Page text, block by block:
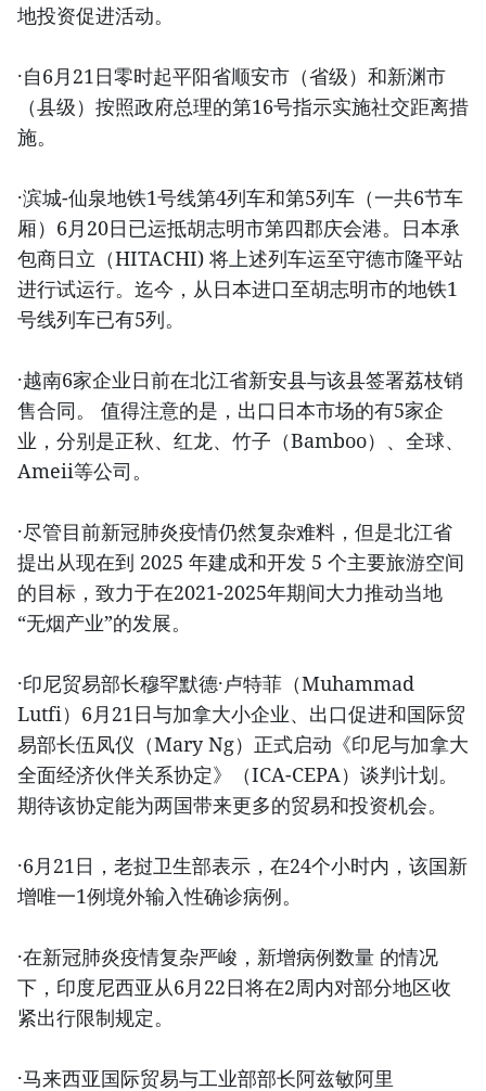
地投资促进活动。
·自6月21日零时起平阳省顺安市（省级）和新渊市
（县级）按照政府总理的第16号指示实施社交距离措
施。
·滨城-仙泉地铁1号线第4列车和第5列车（一共6节车
厢）6月20日已运抵胡志明市第四郡庆会港。日本承
包商日立（HITACHI) 将上述列车运至守德市隆平站
进行试运行。迄今，从日本进口至胡志明市的地铁1
号线列车已有5列。
·越南6家企业日前在北江省新安县与该县签署荔枝销
售合同。 值得注意的是，出口日本市场的有5家企
业，分别是正秋、红龙、竹子（Bamboo）、全球、
Ameii等公司。
·尽管目前新冠肺炎疫情仍然复杂难料，但是北江省
提出从现在到 2025 年建成和开发 5 个主要旅游空间
的目标，致力于在2021-2025年期间大力推动当地
“无烟产业”的发展。
·印尼贸易部长穆罕默德·卢特菲（Muhammad
Lutfi）6月21日与加拿大小企业、出口促进和国际贸
易部长伍凤仪（Mary Ng）正式启动《印尼与加拿大
全面经济伙伴关系协定》（ICA-CEPA）谈判计划。
期待该协定能为两国带来更多的贸易和投资机会。
·6月21日，老挝卫生部表示，在24个小时内，该国新
增唯一1例境外输入性确诊病例。
·在新冠肺炎疫情复杂严峻，新增病例数量 的情况
下，印度尼西亚从6月22日将在2周内对部分地区收
紧出行限制规定。
·马来西亚国际贸易与工业部部长阿兹敏阿里